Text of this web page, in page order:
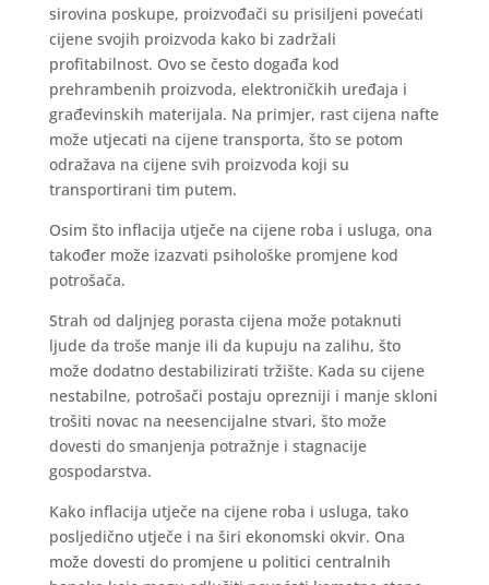
sirovina poskupe, proizvođači su prisiljeni povećati
cijene svojih proizvoda kako bi zadržali
profitabilnost. Ovo se često događa kod
prehrambenih proizvoda, elektroničkih uređaja i
građevinskih materijala. Na primjer, rast cijena nafte
može utjecati na cijene transporta, što se potom
odražava na cijene svih proizvoda koji su
transportirani tim putem.
Osim što inflacija utječe na cijene roba i usluga, ona
također može izazvati psihološke promjene kod
potrošača.
Strah od daljnjeg porasta cijena može potaknuti
ljude da troše manje ili da kupuju na zalihu, što
može dodatno destabilizirati tržište. Kada su cijene
nestabilne, potrošači postaju oprezniji i manje skloni
trošiti novac na neesencijalne stvari, što može
dovesti do smanjenja potražnje i stagnacije
gospodarstva.
Kako inflacija utječe na cijene roba i usluga, tako
posljedično utječe i na širi ekonomski okvir. Ona
može dovesti do promjene u politici centralnih